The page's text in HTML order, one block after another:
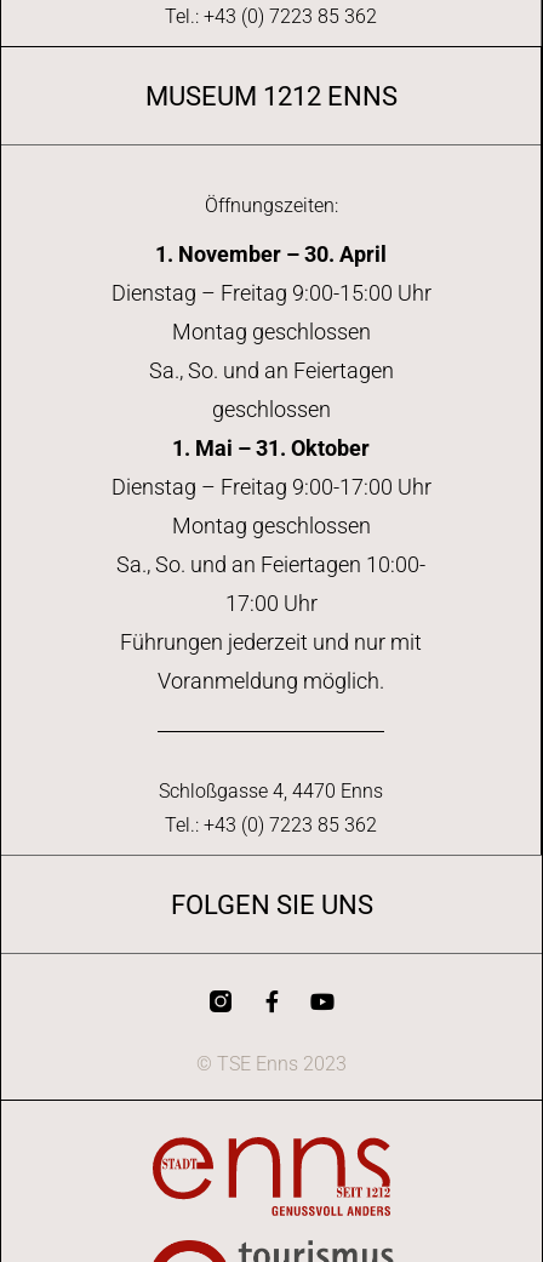
Tel.: +43 (0) 7223 85 362
MUSEUM 1212 ENNS
Öffnungszeiten:
1. November – 30. April
Dienstag – Freitag 9:00-15:00 Uhr
Montag geschlossen
Sa., So. und an Feiertagen
geschlossen
1. Mai – 31. Oktober
Dienstag – Freitag 9:00-17:00 Uhr
Montag geschlossen
Sa., So. und an Feiertagen 10:00-
17:00 Uhr
Führungen jederzeit und nur mit
Voranmeldung möglich.
Schloßgasse 4, 4470 Enns
Tel.: +43 (0) 7223 85 362
FOLGEN SIE UNS
© TSE Enns 2023